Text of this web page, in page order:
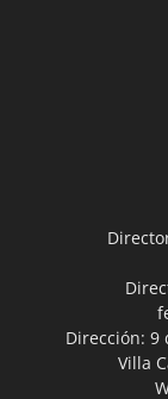
Dirección: 9
Villa